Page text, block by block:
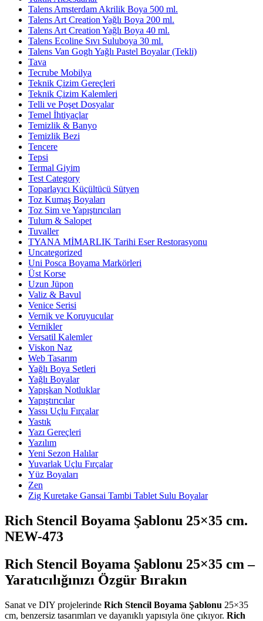
Talens Amsterdam Akrilik Boya 500 ml.
Talens Art Creation Yağlı Boya 200 ml.
Talens Art Creation Yağlı Boya 40 ml.
Talens Ecoline Sıvı Suluboya 30 ml.
Talens Van Gogh Yağlı Pastel Boyalar (Tekli)
Tava
Tecrube Mobilya
Teknik Çizim Gereçleri
Teknik Çizim Kalemleri
Telli ve Poşet Dosyalar
Temel İhtiyaçlar
Temizlik & Banyo
Temizlik Bezi
Tencere
Tepsi
Termal Giyim
Test Category
Toparlayıcı Küçültücü Sütyen
Toz Kumaş Boyaları
Toz Sim ve Yapıştırıcıları
Tulum & Salopet
Tuvaller
TYANA MİMARLIK Tarihi Eser Restorasyonu
Uncategorized
Uni Posca Boyama Markörleri
Üst Korse
Uzun Jüpon
Valiz & Bavul
Venice Serisi
Vernik ve Koruyucular
Vernikler
Versatil Kalemler
Viskon Naz
Web Tasarım
Yağlı Boya Setleri
Yağlı Boyalar
Yapışkan Notluklar
Yapıştırıcılar
Yassı Uçlu Fırçalar
Yastık
Yazı Gereçleri
Yazılım
Yeni Sezon Halılar
Yuvarlak Uçlu Fırçalar
Yüz Boyaları
Zen
​Zig Kuretake Gansai Tambi Tablet Sulu Boyalar
Rich Stencil Boyama Şablonu 25×35 cm.
NEW-473
Rich Stencil Boyama Şablonu 25×35 cm –
Yaratıcılığınızı Özgür Bırakın
Sanat ve DIY projelerinde Rich Stencil Boyama Şablonu 25×35
cm, benzersiz tasarımları ve dayanıklı yapısıyla öne çıkıyor. Rich